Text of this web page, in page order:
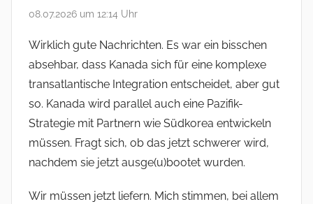
08.07.2026 um 12:14 Uhr
Wirklich gute Nachrichten. Es war ein bisschen
absehbar, dass Kanada sich für eine komplexe
transatlantische Integration entscheidet, aber gut
so. Kanada wird parallel auch eine Pazifik-
Strategie mit Partnern wie Südkorea entwickeln
müssen. Fragt sich, ob das jetzt schwerer wird,
nachdem sie jetzt ausge(u)bootet wurden.
Wir müssen jetzt liefern. Mich stimmen, bei allem